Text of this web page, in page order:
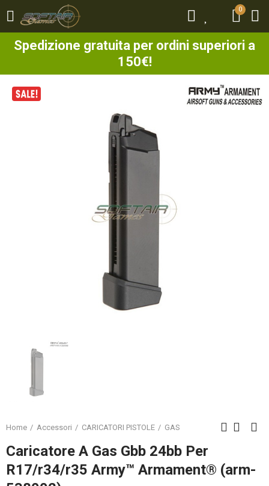
0
Spedizione gratuita per ordini superiori a
150€!
0
Home Accessori CARICATORI PISTOLE GAS
Caricatore A Gas Gbb 24bb Per
R17/r34/r35 Army™ Armament® (arm-